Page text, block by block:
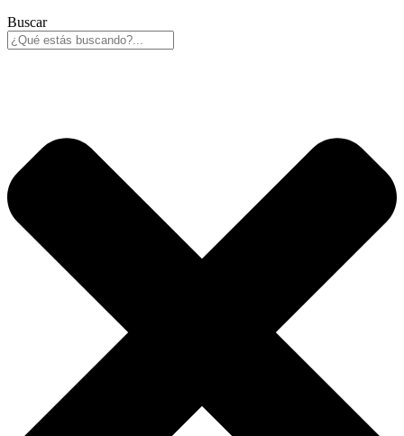
Buscar